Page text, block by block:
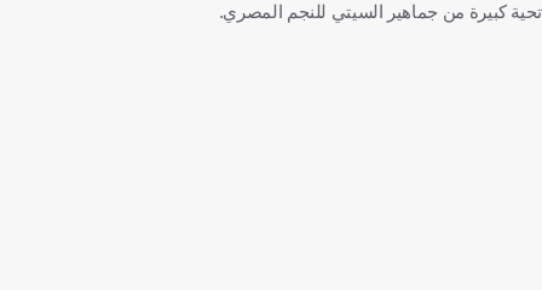
تحية كبيرة من جماهير السيتي للنجم المصري.